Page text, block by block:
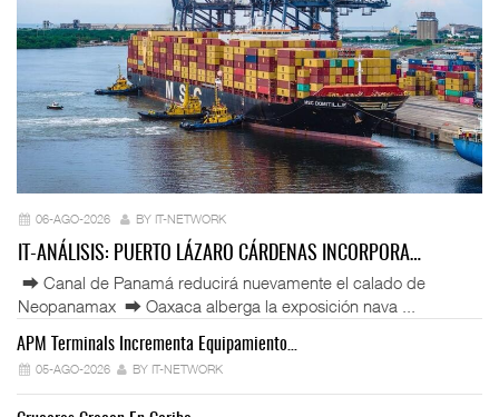
06-AGO-2026 BY IT-NETWORK
IT-ANÁLISIS: PUERTO LÁZARO CÁRDENAS INCORPORA…
⮕ Canal de Panamá reducirá nuevamente el calado de
Neopanamax ⮕ Oaxaca alberga la exposición nava ...
APM Terminals Incrementa Equipamiento…
05-AGO-2026 BY IT-NETWORK